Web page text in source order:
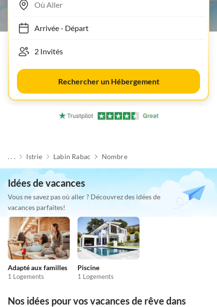
Arrivée- Départ
Rechercher un Hébergement
. . . Istrie Labin Rabac Nombre
Idées de vacances
Vous ne savez pas où aller ? Découvrez des idées de
vacances parfaites!
Adapté aux familles
1 Logements
Piscine
1 Logements
Nos idées pour vos vacances de rêve dans